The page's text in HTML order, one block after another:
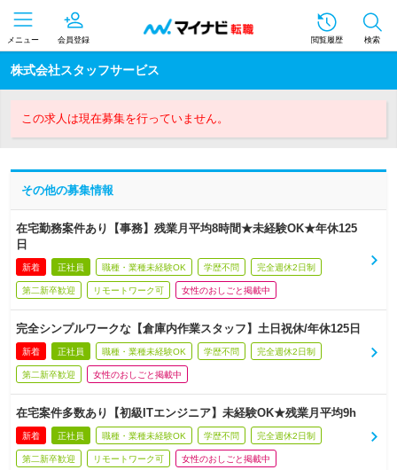
メニュー 会員登録 閲覧履歴 検索
株式会社スタッフサービス
この求人は現在募集を行っていません。
その他の募集情報
在宅勤務案件あり【事務】残業月平均8時間★未経験OK★年休125
日
新着 正社員 職種・業種未経験OK 学歴不問 完全週休2日制
第二新卒歓迎 リモートワーク可 女性のおしごと掲載中
完全シンプルワークな【倉庫内作業スタッフ】土日祝休/年休125日
新着 正社員 職種・業種未経験OK 学歴不問 完全週休2日制
第二新卒歓迎 女性のおしごと掲載中
在宅案件多数あり【初級ITエンジニア】未経験OK★残業月平均9h
新着 正社員 職種・業種未経験OK 学歴不問 完全週休2日制
第二新卒歓迎 リモートワーク可 女性のおしごと掲載中